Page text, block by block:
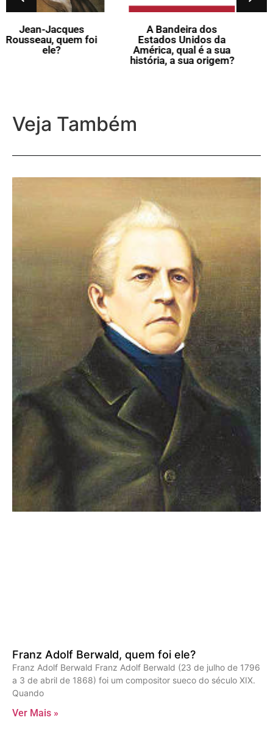
A Bandeira dos
Estados Unidos da
América, qual é a sua
Veja Também
Franz Adolf Berwald, quem foi ele?
Franz Adolf Berwald Franz Adolf Berwald (23 de julho de 1796
a 3 de abril de 1868) foi um compositor sueco do século XIX.
Quando
Ver Mais »